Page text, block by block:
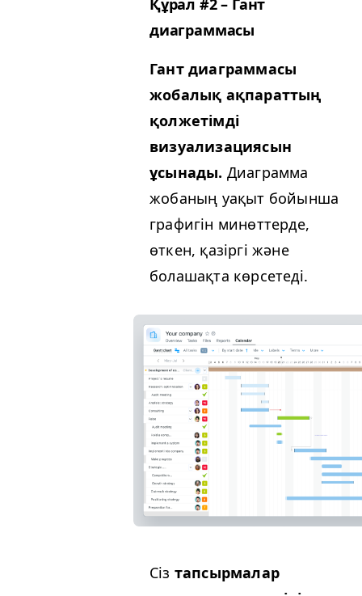
диаграммасы
Гант диаграммасы
жобалық ақпараттың
қолжетімді
визуализациясын
ұсынады. Диаграмма
жобаның уақыт бойынша
графигін минөттерде,
өткен, қазіргі және
болашақта көрсетеді.
Сіз тапсырмалар